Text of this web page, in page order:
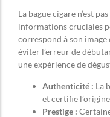
La bague cigare n’est
informations cruciales
correspond à son image
éviter l’erreur de
une expérience de
Authenticité : La
et certifie
Prestige :